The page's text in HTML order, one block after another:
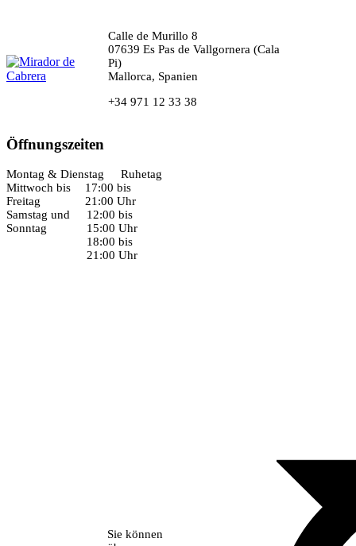
Calle de Murillo 8
07639 Es Pas de Vallgornera (Cala
Pi)
Mallorca, Spanien
+34 971 12 33 38
Öffnungszeiten
Montag & Dienstag
Ruhetag
Mittwoch bis
Freitag
17:00 bis
21:00 Uhr
Samstag und
Sonntag
12:00 bis
15:00 Uhr
18:00 bis
21:00 Uhr
Sie können